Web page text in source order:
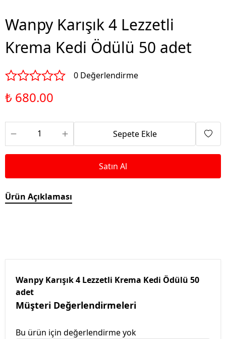
Wanpy Karışık 4 Lezzetli
Krema Kedi Ödülü 50 adet
0 Değerlendirme
₺ 680.00
Sepete Ekle
Satın Al
Ürün Açıklaması
Wanpy Karışık 4 Lezzetli Krema Kedi Ödülü 50
adet
Müşteri Değerlendirmeleri
Bu ürün için değerlendirme yok